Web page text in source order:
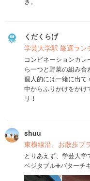
くだくらげ
学芸大学駅 厳選ラン
コンビネーションカ
ら一つと野菜の組み合
個人的には一緒に出て
中からふりかけをかけ
リ！
shuu
東横線沿、お散歩プ
とりあえず、学芸大学
ベジタブル➕バターチ